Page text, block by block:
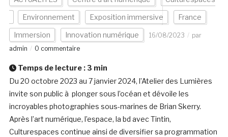
Environnement Exposition immersive France
Immersion Innovation numérique 16/08/2023
par
admin
0 commentaire
Temps de lecture : 3 min
Du 20 octobre 2023 au 7 janvier 2024, l’Atelier des Lumières
invite son public à plonger sous l’océan et dévoile les
incroyables photographies sous-marines de Brian Skerry.
Après l’art numérique, l’espace, la bd avec Tintin,
Culturespaces continue ainsi de diversifier sa programmation